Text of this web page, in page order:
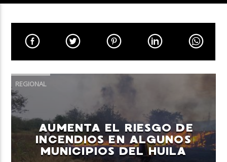
TÍTULO
ARTISTA
REGIONAL
AUMENTA EL RIESGO DE
INCENDIOS EN ALGUNOS
MUNICIPIOS DEL HUILA